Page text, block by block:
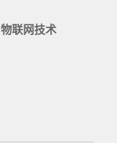
物联网技术